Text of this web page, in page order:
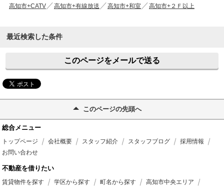
高知市+CATV
高知市+有線放送 高知市+和室 高知市+２Ｆ以上
最近検索した条件
このページをメールで送る
このページの先頭へ
総合メニュー
トップページ 会社概要 スタッフ紹介 スタッフブログ
採用情報
お問い合わせ
不動産を借りたい
賃貸物件を探す 学区から探す 町名から探す
高知市中央エリア